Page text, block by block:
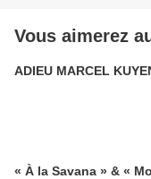
Vous aimerez
ADIEU MARCEL
« À la Savana » & «